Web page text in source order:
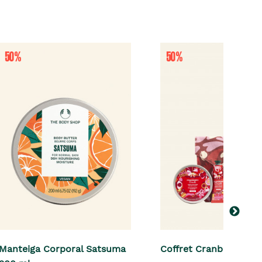
Manteiga Corporal Satsuma
Coffret Cranberry